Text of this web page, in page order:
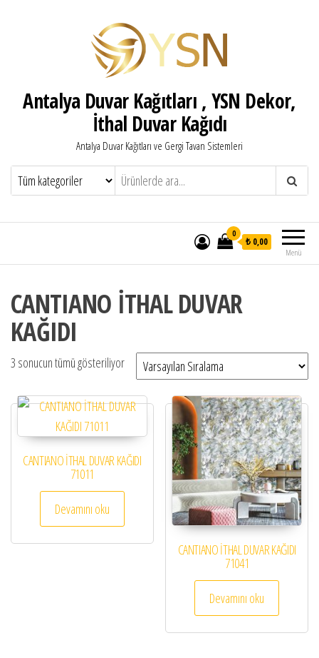
Antalya Duvar Kağıtları , YSN Dekor,
İthal Duvar Kağıdı
Antalya Duvar Kağıtları ve Gergi Tavan Sistemleri
Menü
0
₺ 0,00
CANTIANO İTHAL DUVAR
KAĞIDI
3 sonucun tümü gösteriliyor
CANTIANO İTHAL DUVAR KAĞIDI
71011
Devamını oku
CANTIANO İTHAL DUVAR KAĞIDI
71041
Devamını oku